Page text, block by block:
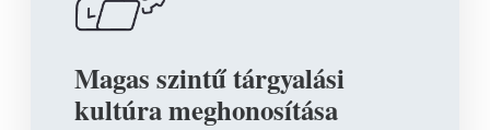
Magas szintű tárgyalási
kultúra meghonosítása